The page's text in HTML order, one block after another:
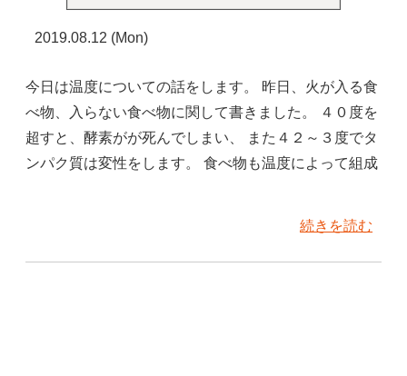
2019.08.12 (Mon)
今日は温度についての話をします。 昨日、火が入る食
べ物、入らない食べ物に関して書きました。 ４０度を
超すと、酵素がが死んでしまい、 また４２～３度でタ
ンパク質は変性をします。 食べ物も温度によって組成
続きを読む